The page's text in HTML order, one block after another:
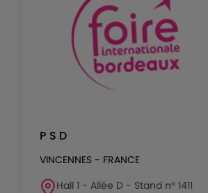
P S D
VINCENNES - FRANCE
Hall 1 - Allée D - Stand n° 1411